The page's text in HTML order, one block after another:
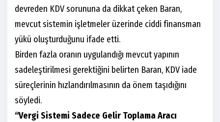
devreden KDV sorununa da dikkat çeken Baran,
mevcut sistemin işletmeler üzerinde ciddi finansman
yükü oluşturduğunu ifade etti.
Birden fazla oranın uygulandığı mevcut yapının
sadeleştirilmesi gerektiğini belirten Baran, KDV iade
süreçlerinin hızlandırılmasının da önem taşıdığını
söyledi.
“Vergi Sistemi Sadece Gelir Toplama Aracı